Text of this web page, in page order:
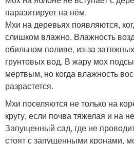
паразитирует на нём.
Мхи на деревьях появляются,
слишком влажно. Влажность
обильном поливе, из-за
грунтовых вод. В жару мох
мертвым, но когда влажность
разрастется.
Мхи поселяются не только на
кругу, если почва тяжелая и на
Запущенный сад, где не
стоят с запущенными кронами,